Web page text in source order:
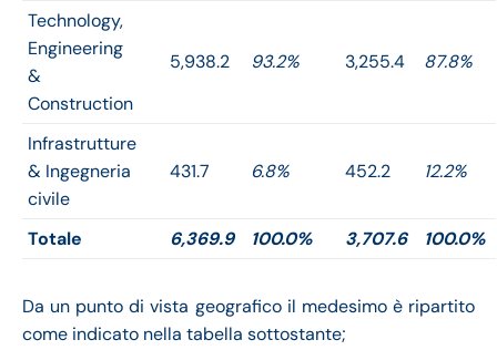
Technology,
Engineering
&
Construction
5,938.2 93.2% 3,255.4 87.8%
Infrastrutture
& Ingegneria
civile
431.7 6.8% 452.2 12.2%
Totale 6,369.9 100.0% 3,707.6 100.0%
Da un punto di vista geografico il medesimo è ripartito
come indicato nella tabella sottostante;